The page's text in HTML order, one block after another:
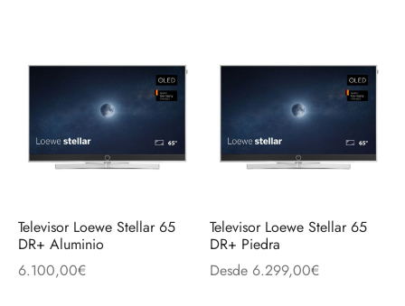
Televisor Loewe Stellar 65
DR+ Aluminio
6.100,00€
Televisor Loewe Stellar 65
DR+ Piedra
Desde 6.299,00€